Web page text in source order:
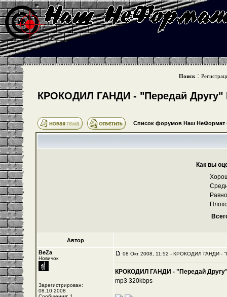
Поиск :
КРОКОДИЛ ГАНДИ - "Передай Другу"
Список форумов Наш НеФормат
Как вы
Автор
BeZa
Новичок
Зарегистрирован:
08.10.2008
08 Окт 2008, 11:52 - КРОКОДИЛ ГАНДИ -
КРОКОДИЛ ГАНДИ - "Передай
mp3 320kbps